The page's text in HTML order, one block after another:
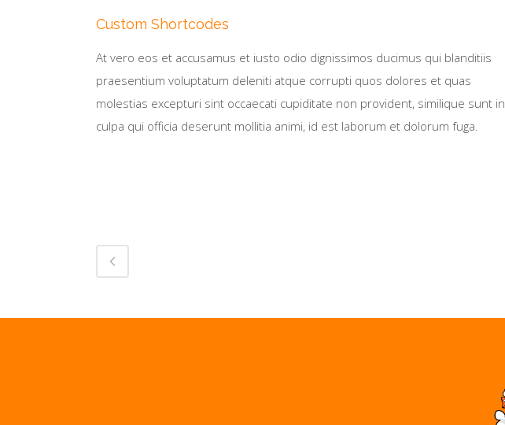
Custom Shortcodes
At vero eos et accusamus et iusto odio dignissimos ducimus qui blanditiis
praesentium voluptatum deleniti atque corrupti quos dolores et quas
molestias excepturi sint occaecati cupiditate non provident, similique sunt in
culpa qui officia deserunt mollitia animi, id est laborum et dolorum fuga.